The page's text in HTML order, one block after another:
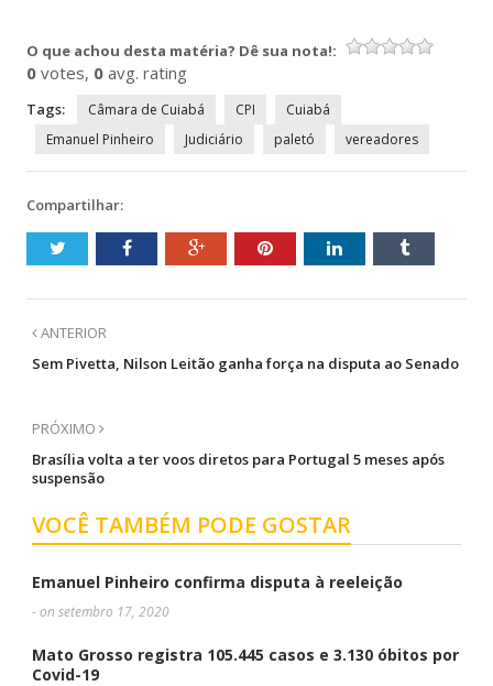
janela) janela) janela) janela)
O que achou desta matéria? Dê sua nota!:
0 votes, 0 avg. rating
Tags: Câmara de Cuiabá CPI
Cuiabá
Emanuel Pinheiro
Judiciário paletó vereadores
Compartilhar:
ANTERIOR
Sem Pivetta, Nilson Leitão ganha força na disputa ao Senado
PRÓXIMO
Brasília volta a ter voos diretos para Portugal 5 meses após
suspensão
VOCÊ TAMBÉM PODE GOSTAR
Emanuel Pinheiro confirma disputa à reeleição
- on setembro 17, 2020
Mato Grosso registra 105.445 casos e 3.130 óbitos por
Covid-19